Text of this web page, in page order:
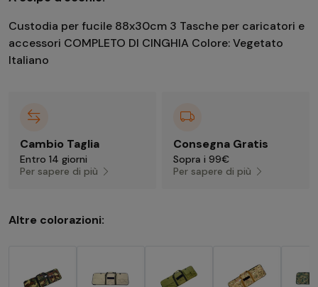
Custodia per fucile 88x30cm 3 Tasche per caricatori e
accessori COMPLETO DI CINGHIA Colore: Vegetato
Italiano
Cambio Taglia
Entro 14 giorni
Per sapere di più
Consegna Gratis
Sopra i 99€
Per sapere di più
Altre colorazioni: